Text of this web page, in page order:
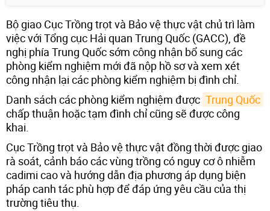
Bộ giao Cục Trồng trọt và Bảo vệ thực vật chủ trì làm
việc với Tổng cục Hải quan Trung Quốc (GACC), đề
nghị phía Trung Quốc sớm công nhận bổ sung các
phòng kiểm nghiệm mới đã nộp hồ sơ và xem xét
công nhận lại các phòng kiểm nghiệm bị đình chỉ.
Danh sách các phòng kiểm nghiệm được Trung Quốc
chấp thuận hoặc tạm đình chỉ cũng sẽ được công
khai.
Cục Trồng trọt và Bảo vệ thực vật đồng thời được giao
rà soát, cảnh báo các vùng trồng có nguy cơ ô nhiễm
cadimi cao và hướng dẫn địa phương áp dụng biện
pháp canh tác phù hợp để đáp ứng yêu cầu của thị
trường tiêu thụ.